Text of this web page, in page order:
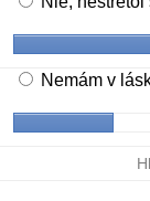
Nemám v